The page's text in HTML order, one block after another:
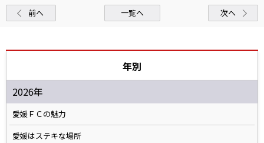
前へ 一覧へ 次へ
年別
2026年
愛媛ＦＣの魅力
愛媛はステキな場所